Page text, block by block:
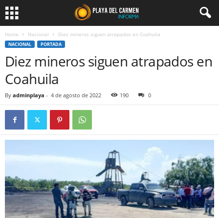
Home Nacional Diez mineros siguen atrapados en Coahuila
NACIONAL PORTADA
Diez mineros siguen atrapados en
Coahuila
By adminplaya - 4 de agosto de 2022 190 0